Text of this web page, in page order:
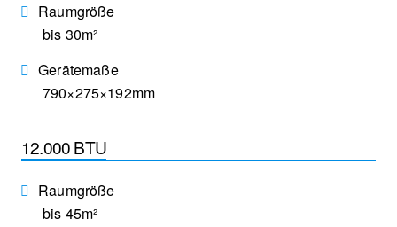
Raumgröße
bis 30m²
Gerätemaße
790×275×192mm
12.000 BTU
Raumgröße
bis 45m²